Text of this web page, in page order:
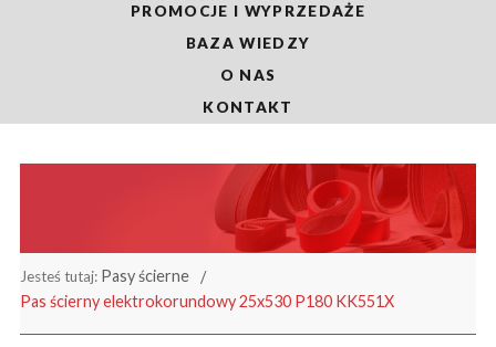
PROMOCJE I WYPRZEDAŻE
BAZA WIEDZY
O NAS
KONTAKT
Jesteś tutaj: Pasy ścierne
Pas ścierny elektrokorundowy 25x530 P180 KK551X